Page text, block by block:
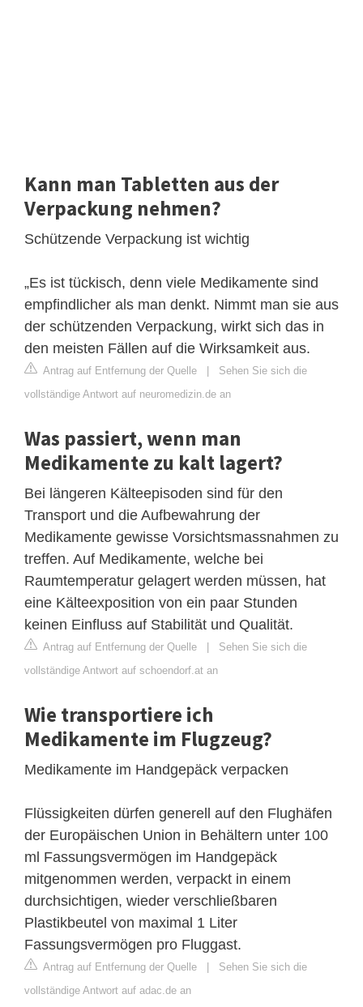
Kann man Tabletten aus der
Verpackung nehmen?
Schützende Verpackung ist wichtig
„Es ist tückisch, denn viele Medikamente sind
empfindlicher als man denkt. Nimmt man sie aus
der schützenden Verpackung, wirkt sich das in
den meisten Fällen auf die Wirksamkeit aus.
Antrag auf Entfernung der Quelle | Sehen Sie sich die
vollständige Antwort auf neuromedizin.de an
Was passiert, wenn man
Medikamente zu kalt lagert?
Bei längeren Kälteepisoden sind für den
Transport und die Aufbewahrung der
Medikamente gewisse Vorsichtsmassnahmen zu
treffen. Auf Medikamente, welche bei
Raumtemperatur gelagert werden müssen, hat
eine Kälteexposition von ein paar Stunden
keinen Einfluss auf Stabilität und Qualität.
Antrag auf Entfernung der Quelle | Sehen Sie sich die
vollständige Antwort auf schoendorf.at an
Wie transportiere ich
Medikamente im Flugzeug?
Medikamente im Handgepäck verpacken
Flüssigkeiten dürfen generell auf den Flughäfen
der Europäischen Union in Behältern unter 100
ml Fassungsvermögen im Handgepäck
mitgenommen werden, verpackt in einem
durchsichtigen, wieder verschließbaren
Plastikbeutel von maximal 1 Liter
Fassungsvermögen pro Fluggast.
Antrag auf Entfernung der Quelle | Sehen Sie sich die
vollständige Antwort auf adac.de an